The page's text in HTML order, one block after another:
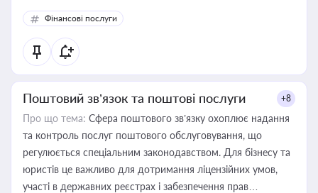
Фінансові послуги
Поштовий зв’язок та поштові послуги +8
Про що тема: Сфера поштового зв’язку охоплює надання
та контроль послуг поштового обслуговування, що
регулюється спеціальним законодавством. Для бізнесу та
юристів це важливо для дотримання ліцензійних умов,
участі в державних реєстрах і забезпечення прав